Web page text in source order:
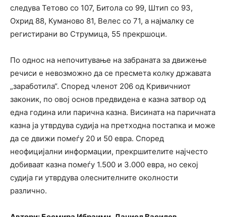
следува Тетово со 107, Битола со 99, Штип со 93,
Охрид 88, Куманово 81, Велес со 71, а најмалку се
регистирани во Струмица, 55 прекршоци.
По однос на непочитување на забраната за движење
речиси е невозможно да се пресмета колку државата
„заработила“. Според членот 206 од Кривичниот
законик, по овој основ предвидена е казна затвор од
една година или парична казна. Висината на паричната
казна ја утврдува судија на претходна постапка и може
да се движи помеѓу 20 и 50 евра. Според
неофицијални информации, прекршителите најчесто
добиваат казна помеѓу 1.500 и 3.000 евра, но секој
судија ги утврдува олеснителните околности
различно.